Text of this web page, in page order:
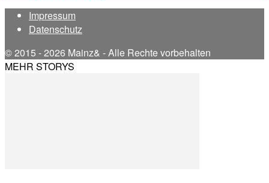
Impressum
Datenschutz
© 2015 - 2026 Mainz& - Alle Rechte vorbehalten
MEHR STORYS